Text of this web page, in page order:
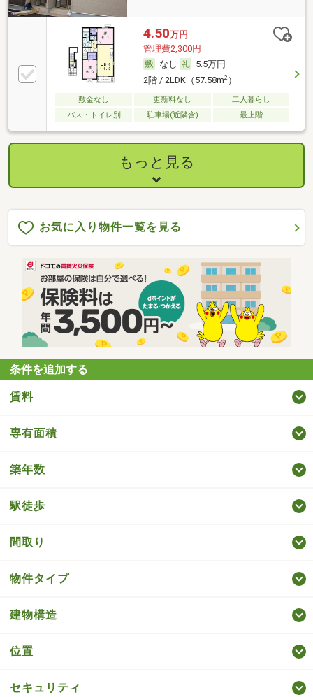
4.50万円
管理費2,300円
なし
5.5万円
2階 / 2LDK（57.58m2）
敷金なし 更新料なし
二人暮らし
バス・トイレ別
駐車場(近隣含) 最上階
もっと見る
お気に入り物件一覧を見る
条件を追加する
賃料
専有面積
築年数
駅徒歩
間取り
物件タイプ
建物構造
位置
セキュリティ